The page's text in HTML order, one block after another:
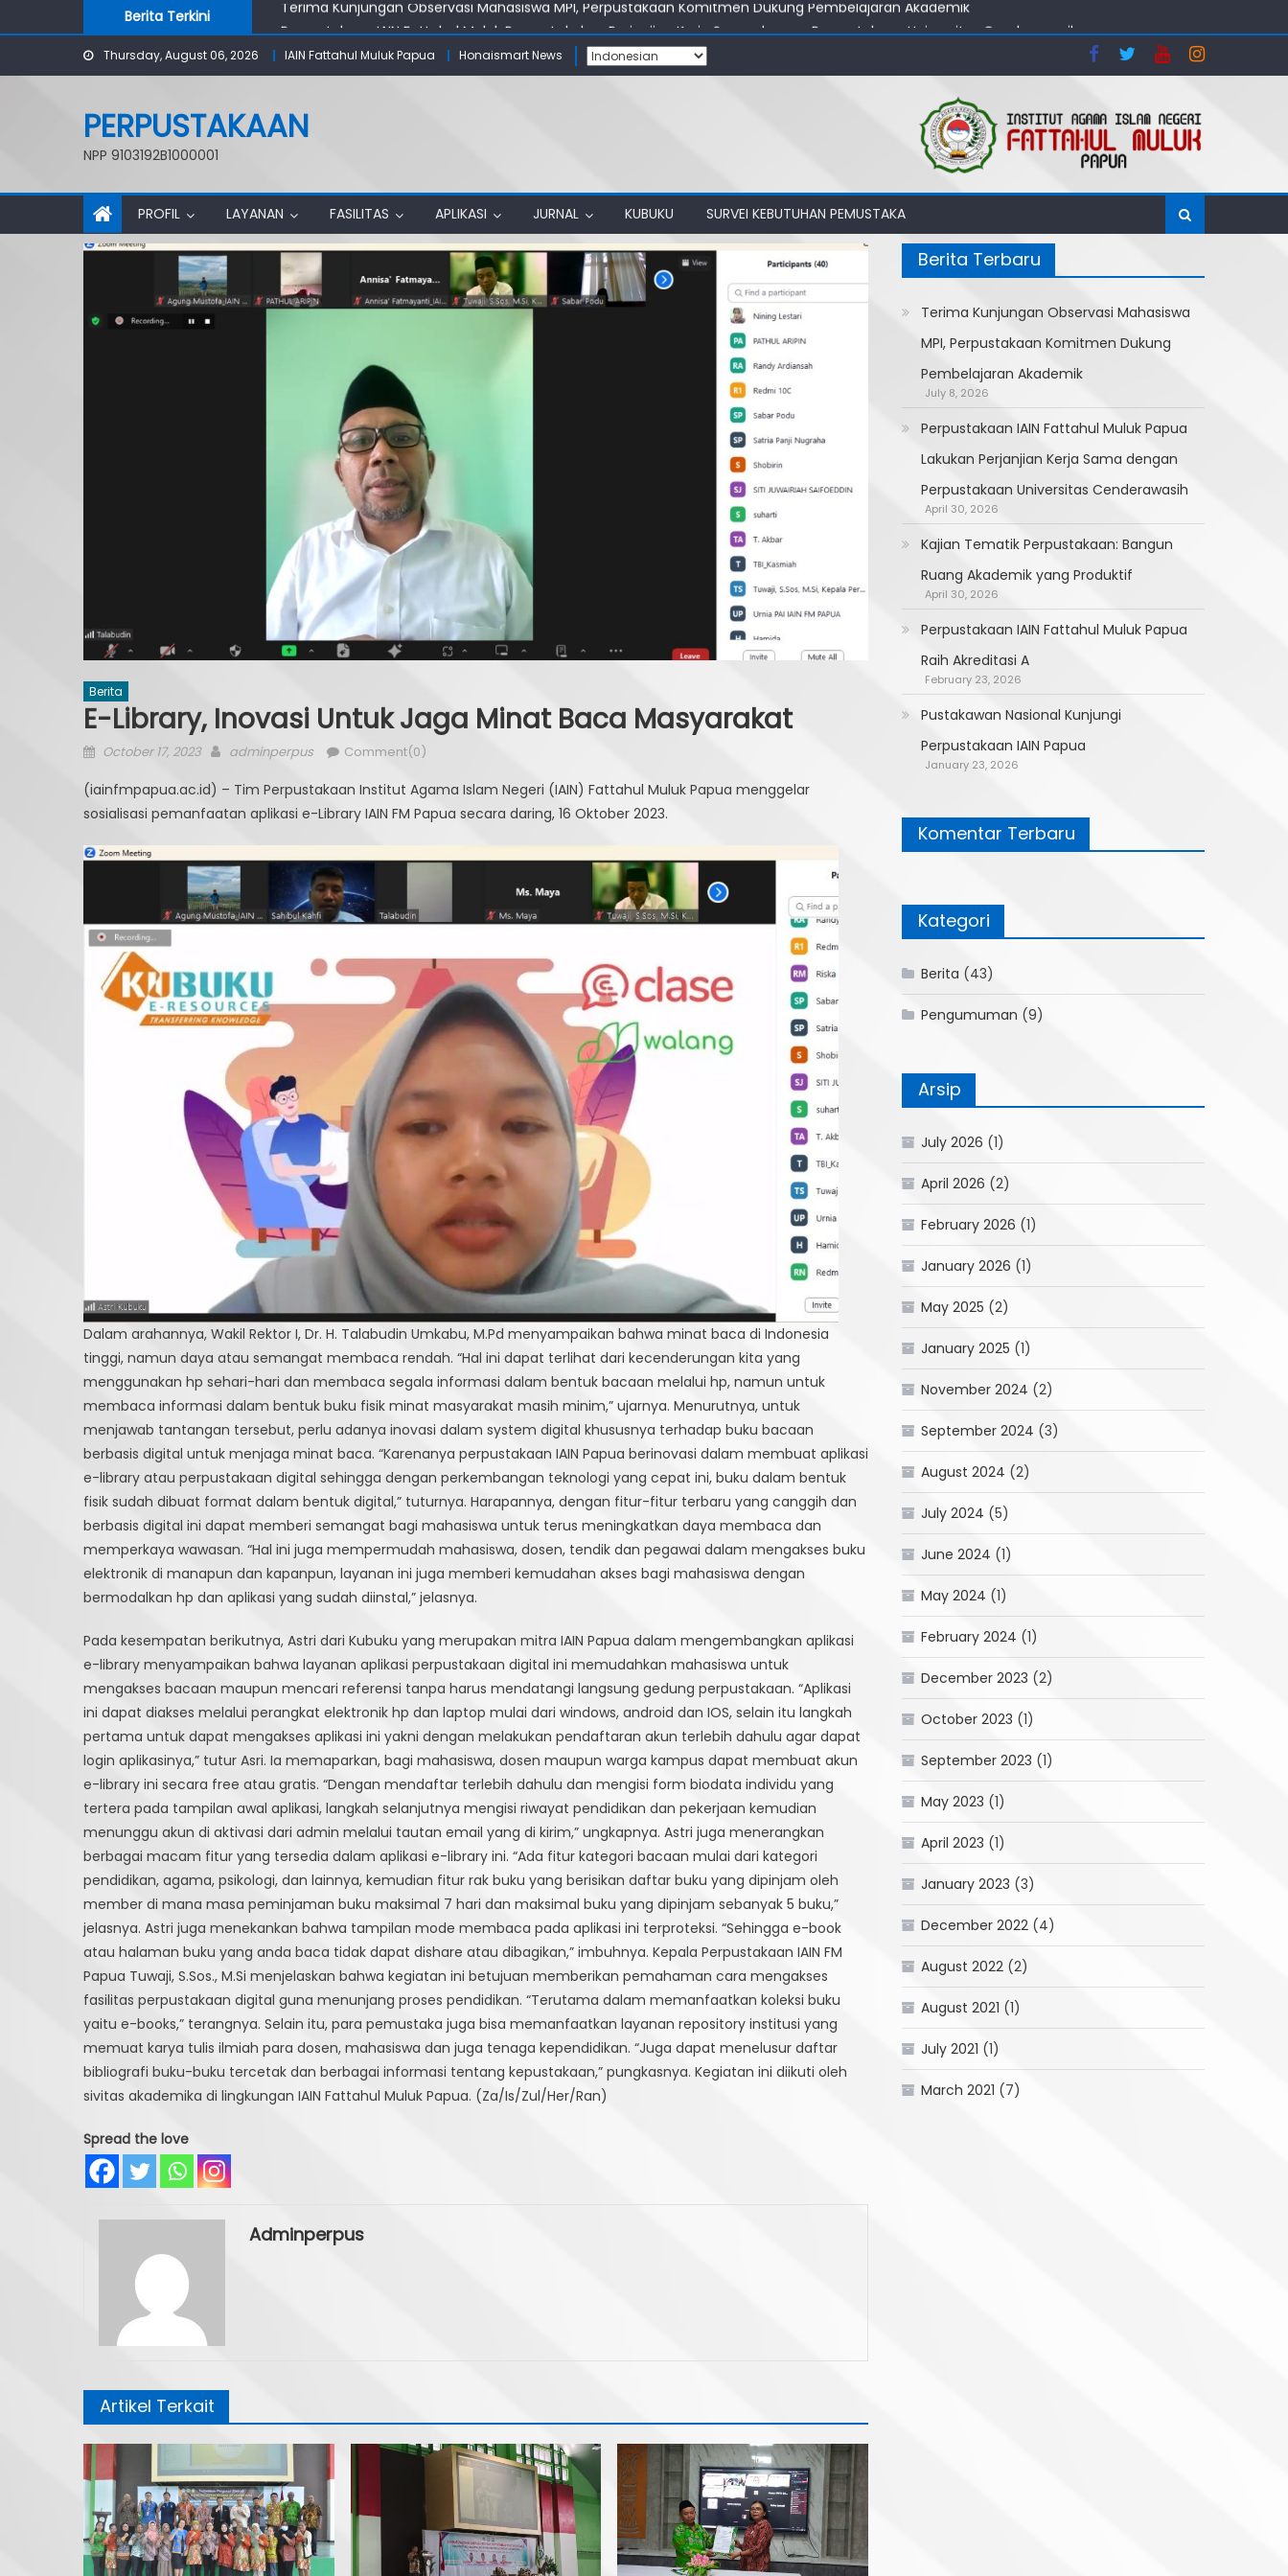
to
Berita Terkini
Perpustakaan IAIN Fattahul Muluk Papua Lakukan Perjanjian Kerja Sama dengan Perpustakaan Universitas Cenderawasih
Kajian Tematik Perpustakaan: Bangun Ruang Akademik yang Produktif
Perpustakaan IAIN Fattahul Muluk Papua Raih Akreditasi A
Terima Kunjungan Observasi Mahasiswa MPI, Perpustakaan Komitmen Dukung Pembelajaran Akademik
Thursday, August 06, 2026 IAIN Fattahul Muluk Papua Honaismart News
PERPUSTAKAAN
NPP 9103192B1000001
PROFIL LAYANAN FASILITAS APLIKASI JURNAL KUBUKU SURVEI KEBUTUHAN PEMUSTAKA
Berita
E-Library, Inovasi Untuk Jaga Minat Baca Masyarakat
Posted
October 17, 2023 Author
adminperpus Comment(0)
(iainfmpapua.ac.id) – Tim Perpustakaan Institut Agama Islam Negeri (IAIN) Fattahul Muluk Papua menggelar
sosialisasi pemanfaatan aplikasi e-Library IAIN FM Papua secara daring, 16 Oktober 2023.
Dalam arahannya, Wakil Rektor I, Dr. H. Talabudin Umkabu, M.Pd menyampaikan bahwa minat baca di Indonesia
tinggi, namun daya atau semangat membaca rendah. “Hal ini dapat terlihat dari kecenderungan kita yang
menggunakan hp sehari-hari dan membaca segala informasi dalam bentuk bacaan melalui hp, namun untuk
membaca informasi dalam bentuk buku fisik minat masyarakat masih minim,” ujarnya. Menurutnya, untuk
menjawab tantangan tersebut, perlu adanya inovasi dalam system digital khususnya terhadap buku bacaan
berbasis digital untuk menjaga minat baca. “Karenanya perpustakaan IAIN Papua berinovasi dalam membuat aplikasi
e-library atau perpustakaan digital sehingga dengan perkembangan teknologi yang cepat ini, buku dalam bentuk
fisik sudah dibuat format dalam bentuk digital,” tuturnya. Harapannya, dengan fitur-fitur terbaru yang canggih dan
berbasis digital ini dapat memberi semangat bagi mahasiswa untuk terus meningkatkan daya membaca dan
memperkaya wawasan. “Hal ini juga mempermudah mahasiswa, dosen, tendik dan pegawai dalam mengakses buku
elektronik di manapun dan kapanpun, layanan ini juga memberi kemudahan akses bagi mahasiswa dengan
bermodalkan hp dan aplikasi yang sudah diinstal,” jelasnya.
Pada kesempatan berikutnya, Astri dari Kubuku yang merupakan mitra IAIN Papua dalam mengembangkan aplikasi
e-library menyampaikan bahwa layanan aplikasi perpustakaan digital ini memudahkan mahasiswa untuk
mengakses bacaan maupun mencari referensi tanpa harus mendatangi langsung gedung perpustakaan. “Aplikasi
ini dapat diakses melalui perangkat elektronik hp dan laptop mulai dari windows, android dan IOS, selain itu langkah
pertama untuk dapat mengakses aplikasi ini yakni dengan melakukan pendaftaran akun terlebih dahulu agar dapat
login aplikasinya,” tutur Asri. Ia memaparkan, bagi mahasiswa, dosen maupun warga kampus dapat membuat akun
e-library ini secara free atau gratis. “Dengan mendaftar terlebih dahulu dan mengisi form biodata individu yang
tertera pada tampilan awal aplikasi, langkah selanjutnya mengisi riwayat pendidikan dan pekerjaan kemudian
menunggu akun di aktivasi dari admin melalui tautan email yang di kirim,” ungkapnya. Astri juga menerangkan
berbagai macam fitur yang tersedia dalam aplikasi e-library ini. “Ada fitur kategori bacaan mulai dari kategori
pendidikan, agama, psikologi, dan lainnya, kemudian fitur rak buku yang berisikan daftar buku yang dipinjam oleh
member di mana masa peminjaman buku maksimal 7 hari dan maksimal buku yang dipinjam sebanyak 5 buku,”
jelasnya. Astri juga menekankan bahwa tampilan mode membaca pada aplikasi ini terproteksi. “Sehingga e-book
atau halaman buku yang anda baca tidak dapat dishare atau dibagikan,” imbuhnya. Kepala Perpustakaan IAIN FM
Papua Tuwaji, S.Sos., M.Si menjelaskan bahwa kegiatan ini betujuan memberikan pemahaman cara mengakses
fasilitas perpustakaan digital guna menunjang proses pendidikan. “Terutama dalam memanfaatkan koleksi buku
yaitu e-books,” terangnya. Selain itu, para pemustaka juga bisa memanfaatkan layanan repository institusi yang
memuat karya tulis ilmiah para dosen, mahasiswa dan juga tenaga kependidikan. “Juga dapat menelusur daftar
bibliografi buku-buku tercetak dan berbagai informasi tentang kepustakaan,” pungkasnya. Kegiatan ini diikuti oleh
sivitas akademika di lingkungan IAIN Fattahul Muluk Papua. (Za/Is/Zul/Her/Ran)
Spread the love
Adminperpus
Artikel Terkait
Berita Terbaru
Terima Kunjungan Observasi Mahasiswa
MPI, Perpustakaan Komitmen Dukung
Pembelajaran Akademik
July 8, 2026
Perpustakaan IAIN Fattahul Muluk Papua
Lakukan Perjanjian Kerja Sama dengan
Perpustakaan Universitas Cenderawasih
April 30, 2026
Kajian Tematik Perpustakaan: Bangun
Ruang Akademik yang Produktif
April 30, 2026
Perpustakaan IAIN Fattahul Muluk Papua
Raih Akreditasi A
February 23, 2026
Pustakawan Nasional Kunjungi
Perpustakaan IAIN Papua
January 23, 2026
Komentar Terbaru
Kategori
Berita (43)
Pengumuman (9)
Arsip
July 2026 (1)
April 2026 (2)
February 2026 (1)
January 2026 (1)
May 2025 (2)
January 2025 (1)
November 2024 (2)
September 2024 (3)
August 2024 (2)
July 2024 (5)
June 2024 (1)
May 2024 (1)
February 2024 (1)
December 2023 (2)
October 2023 (1)
September 2023 (1)
May 2023 (1)
April 2023 (1)
January 2023 (3)
December 2022 (4)
August 2022 (2)
August 2021 (1)
July 2021 (1)
March 2021 (7)